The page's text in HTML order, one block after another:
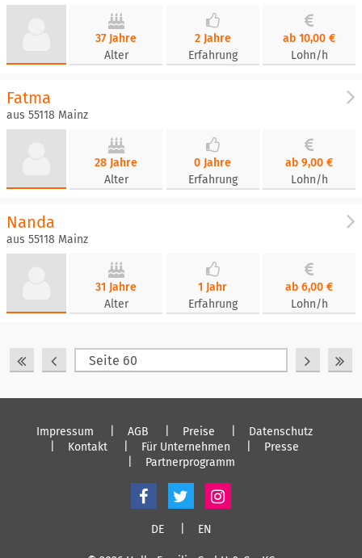
37 Jahre
Alter
2 Jahre
Erfahrung
ab 10,00 €
Lohn/h
Fatma
aus 55118 Mainz
28 Jahre
Alter
0 Jahre
Erfahrung
ab 9,00 €
Lohn/h
Nanda
aus 55118 Mainz
31 Jahre
Alter
1 Jahr
Erfahrung
ab 6,00 €
Lohn/h
Impressum AGB Preise
Datenschutz
Kontakt
Für Unternehmen
Presse
Partnerprogramm
DE EN